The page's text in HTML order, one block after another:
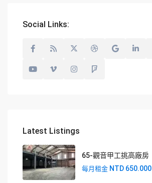
Social Links:
Latest Listings
65-觀音甲工挑高廠房
每月租金 NTD 650.000